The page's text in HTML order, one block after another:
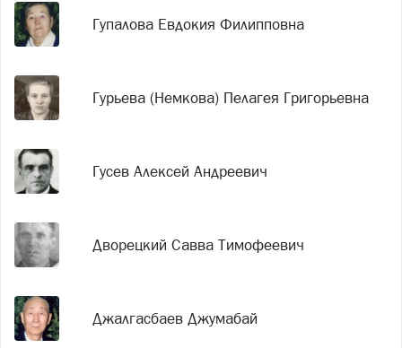
Гупалова Евдокия Филипповна
Гурьева (Немкова) Пелагея Григорьевна
Гусев Алексей Андреевич
Дворецкий Савва Тимофеевич
Джалгасбаев Джумабай